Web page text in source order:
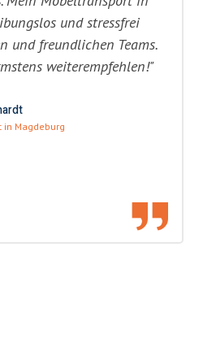
und stressfrei
und freundlichen Teams.
weiterempfehlen!"
in Magdeburg